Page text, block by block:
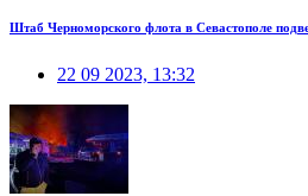
Штаб Черноморского флота в Севастополе
22 09 2023, 13:32